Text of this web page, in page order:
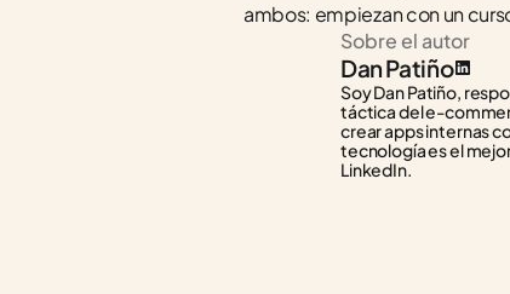
ambos: empiezan con un
Sobre el autor
Dan Patiño
Soy Dan Patiño,
táctica del e-
crear apps internas
tecnología es el
LinkedIn.